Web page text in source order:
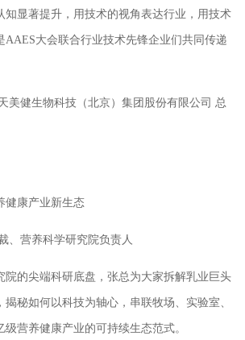
知显著提升，用技术的视角表达行业，用技术
AAES大会联合行业技术先锋企业们共同传递
美健生物科技（北京）集团股份有限公司 总
健康产业新生态
、营养科学研究院负责人
院的尖端科研底盘，张总为大家拆解乳业巨头
秘如何以科技为轴心，串联牧场、实验室、
营养健康产业的可持续生态范式。